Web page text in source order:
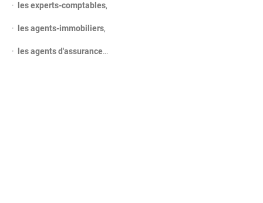
· les experts-comptables,
· les agents-immobiliers,
· les agents d'assurance…